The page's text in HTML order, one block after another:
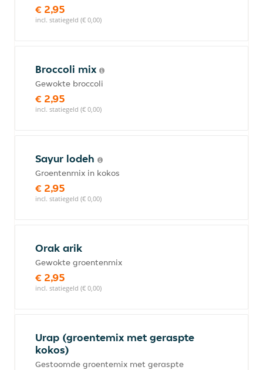
€ 2,95
incl. statiegeld (€ 0,00)
Broccoli mix
Gewokte broccoli
€ 2,95
incl. statiegeld (€ 0,00)
Sayur lodeh
Groentenmix in kokos
€ 2,95
incl. statiegeld (€ 0,00)
Orak arik
Gewokte groentenmix
€ 2,95
incl. statiegeld (€ 0,00)
Urap (groentemix met geraspte
kokos)
Gestoomde groentemix met geraspte